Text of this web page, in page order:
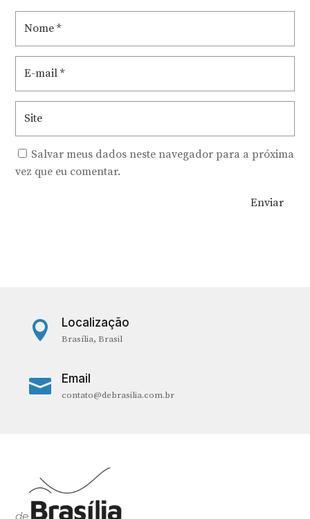
Salvar meus dados neste navegador para a próxima
vez que eu comentar.
Enviar
 Localização
Brasília, Brasil
 Email
contato@debrasilia.com.br